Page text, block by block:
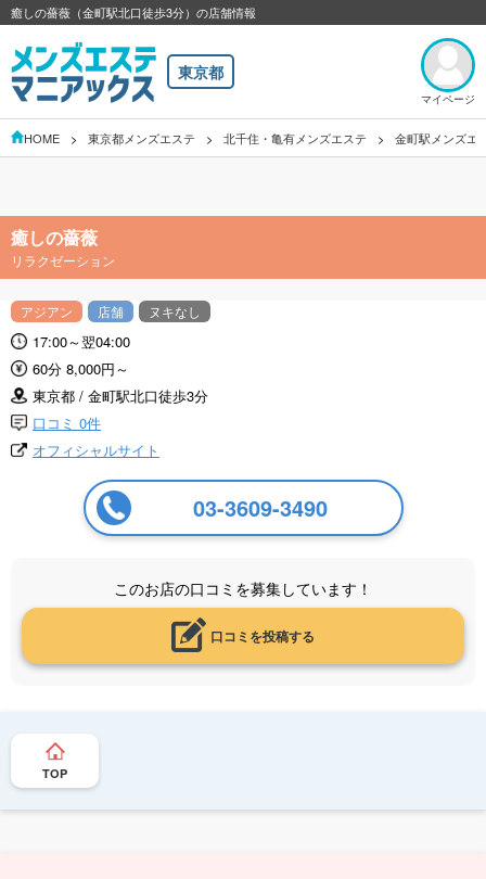
癒しの薔薇（金町駅北口徒歩3分）の店舗情報
東京都
マイページ
HOME 東京都メンズエステ 北千住・亀有メンズエステ 金町駅メンズエ
癒しの薔薇
リラクゼーション
アジアン 店舗 ヌキなし
17:00～翌04:00
60分 8,000円～
東京都 / 金町駅北口徒歩3分
口コミ 0件
オフィシャルサイト
03-3609-3490
このお店の口コミを募集しています！
口コミを投稿する
TOP